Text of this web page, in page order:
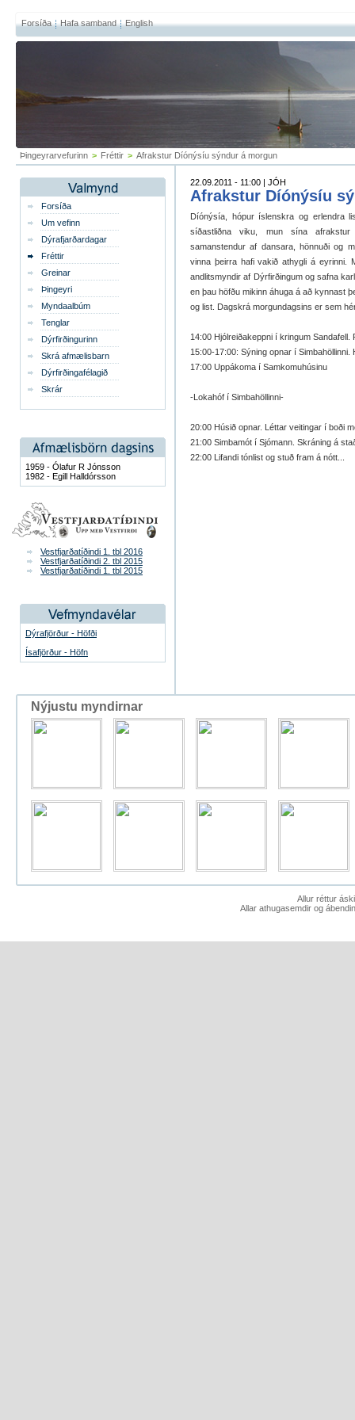
Forsíða Hafa samband English
Þingeyrarvefurinn > Fréttir > Afrakstur Díónýsíu sýndur á morgun
Forsíða
Um vefinn
Dýrafjarðardagar
Fréttir
Greinar
Þingeyri
Myndaalbúm
Tenglar
Dýrfirðingurinn
Skrá afmælisbarn
Dýrfirðingafélagið
Skrár
1959 - Ólafur R Jónsson
1982 - Egill Halldórsson
Vestfjarðatíðindi 1. tbl 2016
Vestfjarðatíðindi 2. tbl 2015
Vestfjarðatíðindi 1. tbl 2015
Dýrafjörður - Höfði
Ísafjörður - Höfn
22.09.2011 - 11:00 | JÓH
Afrakstur Díónýsíu
Díónýsía, hópur íslenskra og erlendra
síðastliðna viku, mun sína
samanstendur af dansara, hönnuði og
vinna þeirra hafi vakið athygli á eyrinni.
andlitsmyndir af Dýrfirðingum og safna
en þau höfðu mikinn áhuga á að kynnast
og list. Dagskrá morgundagsins er sem
14:00 Hjólreiðakeppni í kringum Sandafell.
15:00-17:00: Sýning opnar í
17:00 Uppákoma í Samkomuhúsinu
-Lokahóf í Simbahöllinni-
20:00 Húsið opnar. Léttar veitingar í boði
21:00 Simbamót í Sjómann. Skráning á
22:00 Lifandi tónlist og stuð fram á nótt...
Nýjustu myndirnar
Allur réttur
Allar athugasemdir og